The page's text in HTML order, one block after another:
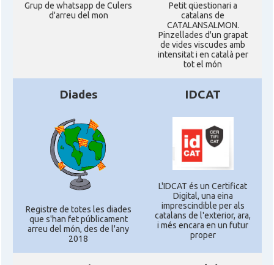
Grup de whatsapp de Culers
d'arreu del mon
Petit qüestionari a
catalans de
CATALANSALMON.
Pinzellades d'un grapat
de vides viscudes amb
intensitat i en català per
tot el món
Diades
Registre de totes les diades
que s'han fet públicament
arreu del món, des de l'any
2018
IDCAT
L'IDCAT és un Certificat
Digital, una eina
imprescindible per als
catalans de l'exterior, ara,
i més encara en un futur
proper